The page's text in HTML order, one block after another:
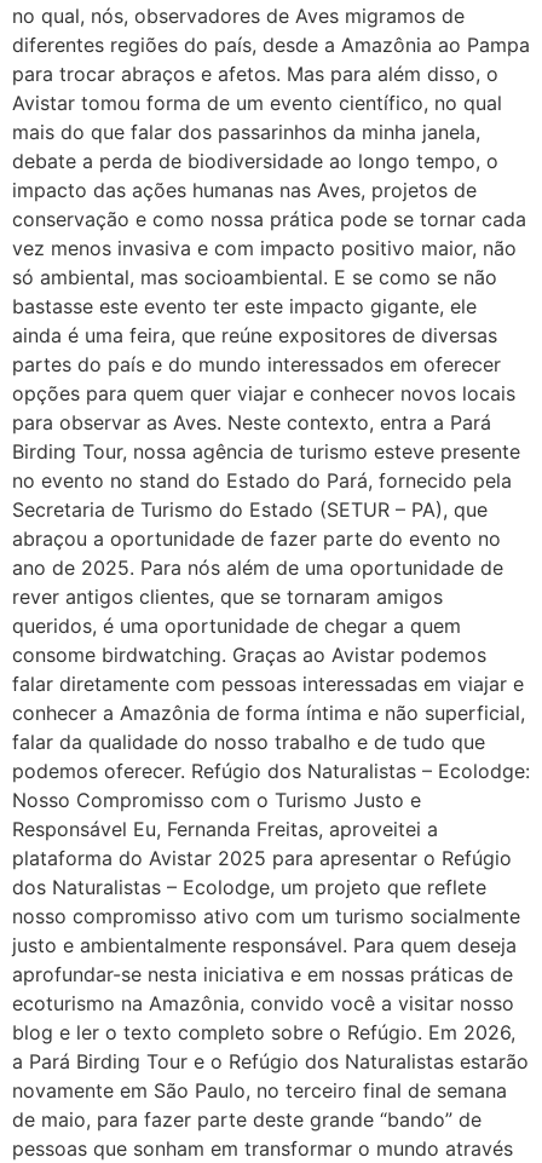
no qual, nós, observadores de Aves migramos de
diferentes regiões do país, desde a Amazônia ao Pampa
para trocar abraços e afetos. Mas para além disso, o
Avistar tomou forma de um evento científico, no qual
mais do que falar dos passarinhos da minha janela,
debate a perda de biodiversidade ao longo tempo, o
impacto das ações humanas nas Aves, projetos de
conservação e como nossa prática pode se tornar cada
vez menos invasiva e com impacto positivo maior, não
só ambiental, mas socioambiental. E se como se não
bastasse este evento ter este impacto gigante, ele
ainda é uma feira, que reúne expositores de diversas
partes do país e do mundo interessados em oferecer
opções para quem quer viajar e conhecer novos locais
para observar as Aves. Neste contexto, entra a Pará
Birding Tour, nossa agência de turismo esteve presente
no evento no stand do Estado do Pará, fornecido pela
Secretaria de Turismo do Estado (SETUR – PA), que
abraçou a oportunidade de fazer parte do evento no
ano de 2025. Para nós além de uma oportunidade de
rever antigos clientes, que se tornaram amigos
queridos, é uma oportunidade de chegar a quem
consome birdwatching. Graças ao Avistar podemos
falar diretamente com pessoas interessadas em viajar e
conhecer a Amazônia de forma íntima e não superficial,
falar da qualidade do nosso trabalho e de tudo que
podemos oferecer. Refúgio dos Naturalistas – Ecolodge:
Nosso Compromisso com o Turismo Justo e
Responsável Eu, Fernanda Freitas, aproveitei a
plataforma do Avistar 2025 para apresentar o Refúgio
dos Naturalistas – Ecolodge, um projeto que reflete
nosso compromisso ativo com um turismo socialmente
justo e ambientalmente responsável. Para quem deseja
aprofundar-se nesta iniciativa e em nossas práticas de
ecoturismo na Amazônia, convido você a visitar nosso
blog e ler o texto completo sobre o Refúgio. Em 2026,
a Pará Birding Tour e o Refúgio dos Naturalistas estarão
novamente em São Paulo, no terceiro final de semana
de maio, para fazer parte deste grande “bando” de
pessoas que sonham em transformar o mundo através